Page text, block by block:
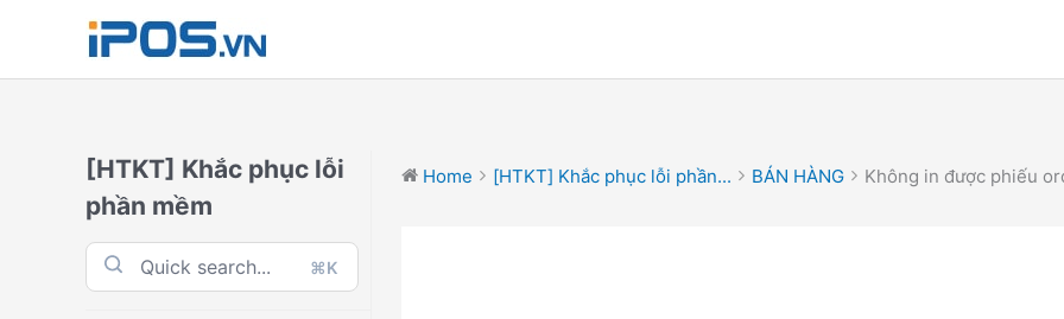
[HTKT] Khắc phục lỗi
phần mềm
⌘K
Home [HTKT] Khắc phục lỗi phần... BÁN HÀNG Không in được phiếu